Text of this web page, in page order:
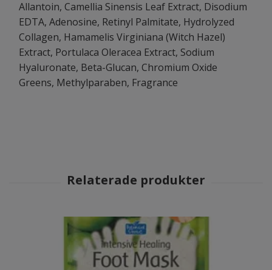
Allantoin, Camellia Sinensis Leaf Extract, Disodium
EDTA, Adenosine, Retinyl Palmitate, Hydrolyzed
Collagen, Hamamelis Virginiana (Witch Hazel)
Extract, Portulaca Oleracea Extract, Sodium
Hyaluronate, Beta-Glucan, Chromium Oxide
Greens, Methylparaben, Fragrance